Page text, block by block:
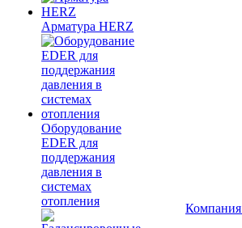
Арматура HERZ
Оборудование
EDER для
поддержания
давления в
системах
отопления
Компания